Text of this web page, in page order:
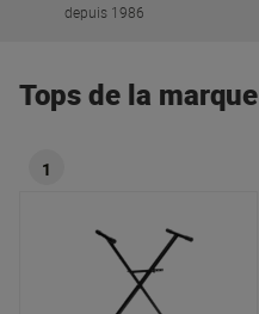
depuis 1986
Tops de la marque
1